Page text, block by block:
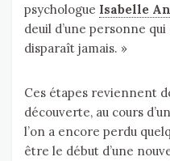
psychologue Isabelle
deuil d’une personne
disparaît jamais. »
Ces étapes reviennent
découverte, au cours
l’on a encore perdu
être le début d’une